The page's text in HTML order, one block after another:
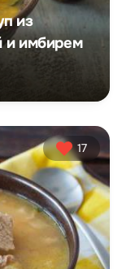
из
и имбирем
17